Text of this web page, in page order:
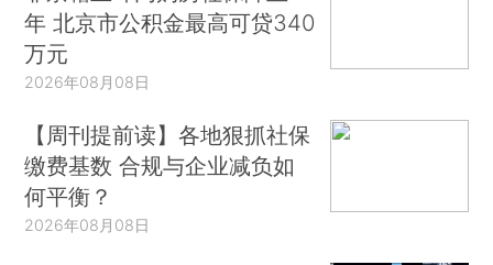
年 北京市公积金最高可贷340
万元
2026年08月08日
【周刊提前读】各地狠抓社保
缴费基数 合规与企业减负如
何平衡？
2026年08月08日